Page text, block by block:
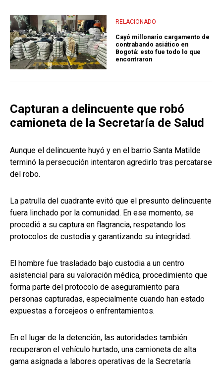
RELACIONADO
Cayó millonario cargamento de
contrabando asiático en
Bogotá: esto fue todo lo que
encontraron
Capturan a delincuente que robó
camioneta de la Secretaría de Salud
Aunque el delincuente huyó y en el barrio Santa Matilde
terminó la persecución intentaron agredirlo tras percatarse
del robo.
La patrulla del cuadrante evitó que el presunto delincuente
fuera linchado por la comunidad. En ese momento, se
procedió a su captura en flagrancia, respetando los
protocolos de custodia y garantizando su integridad.
El hombre fue trasladado bajo custodia a un centro
asistencial para su valoración médica, procedimiento que
forma parte del protocolo de aseguramiento para
personas capturadas, especialmente cuando han estado
expuestas a forcejeos o enfrentamientos.
En el lugar de la detención, las autoridades también
recuperaron el vehículo hurtado, una camioneta de alta
gama asignada a labores operativas de la Secretaría